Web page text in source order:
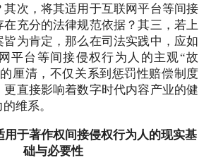
其次，将其适用于互联网平台等间接
充分的法律规范依据？其三，若上
为肯定，那么在司法实践中，应如
平台等间接侵权行为人的主观“故
厘清，不仅关系到惩罚性赔偿制度
直接影响着数字时代内容产业的健
维系。
用于著作权间接侵权行为人的现实基
础与必要性